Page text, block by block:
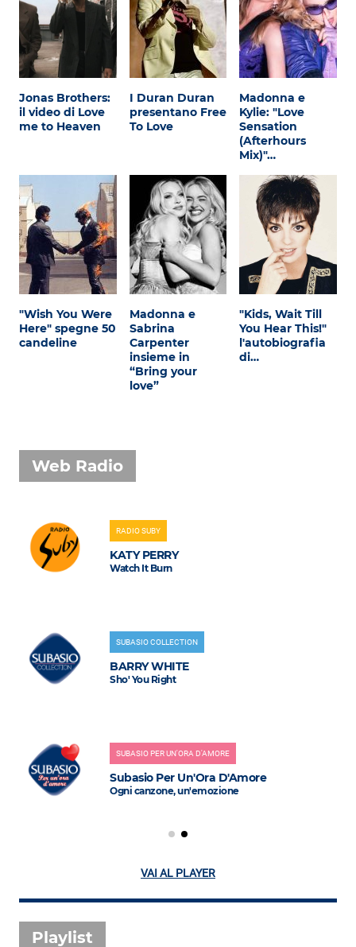
Jonas Brothers:
il video di Love
me to Heaven
I Duran Duran
presentano Free
To Love
Madonna e
Kylie: "Love
Sensation
(Afterhours
Mix)"…
"Wish You Were
Here" spegne 50
candeline
Madonna e
Sabrina
Carpenter
insieme in
“Bring your
love”
"Kids, Wait Till
You Hear This!"
l'autobiografia
di…
Web Radio
RADIO SUBY
KATY PERRY
Watch It Burn
SUBASIO COLLECTION
BARRY WHITE
Sho' You Right
SUBASIO PER UN'ORA D'AMORE
Subasio Per Un'Ora D'Amore
Ogni canzone, un'emozione
VAI AL PLAYER
Playlist